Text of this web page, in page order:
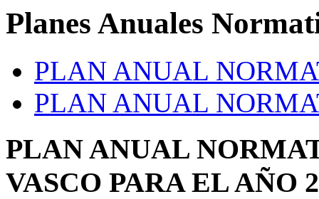
Planes Anuales
PLAN ANUAL
PLAN ANUAL
PLAN ANUAL
VASCO PARA EL AÑO